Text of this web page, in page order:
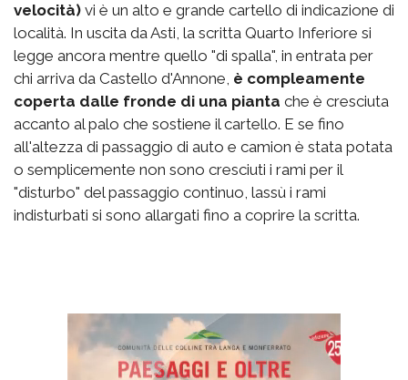
velocità) vi è un alto e grande cartello di indicazione di
località. In uscita da Asti, la scritta Quarto Inferiore si
legge ancora mentre quello "di spalla", in entrata per
chi arriva da Castello d'Annone, è compleamente
coperta dalle fronde di una pianta che è cresciuta
accanto al palo che sostiene il cartello. E se fino
all'altezza di passaggio di auto e camion è stata potata
o semplicemente non sono cresciuti i rami per il
"disturbo" del passaggio continuo, lassù i rami
indisturbati si sono allargati fino a coprire la scritta.